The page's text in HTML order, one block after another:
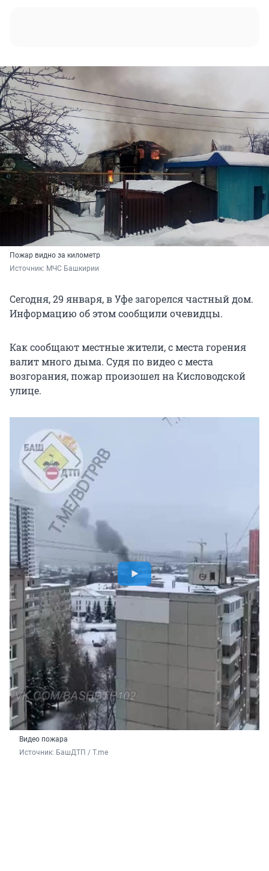
Пожар видно за километр
Источник: МЧС Башкирии
Сегодня, 29 января, в Уфе загорелся частный дом.
Информацию об этом сообщили очевидцы.
Как сообщают местные жители, с места горения
валит много дыма. Судя по видео с места
возгорания, пожар произошел на Кисловодской
улице.
Видео пожара
Источник: БашДТП / T.me